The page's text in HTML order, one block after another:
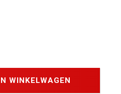
WINKELWAGEN